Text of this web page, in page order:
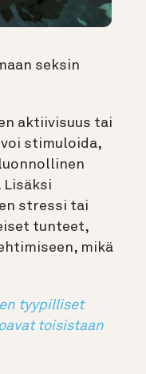
seksin
aktiivisuus tai
stimuloida,
Lisäksi
stressi tai
tunteet,
mikä
tyypilliset
toisistaan